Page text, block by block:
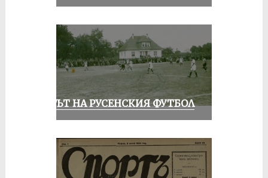
ВЕКЪТ НА РУСЕНСКИЯ ФУТБОЛ